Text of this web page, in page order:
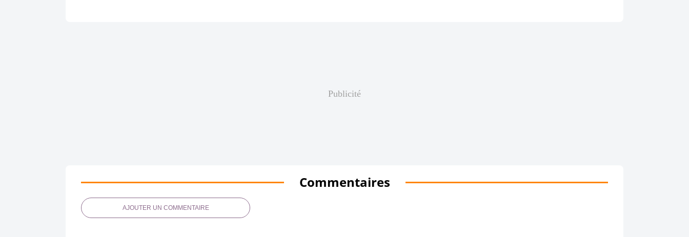
Publicité
Commentaires
AJOUTER UN COMMENTAIRE